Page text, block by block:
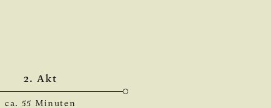
2. Akt
ca. 55 Minuten